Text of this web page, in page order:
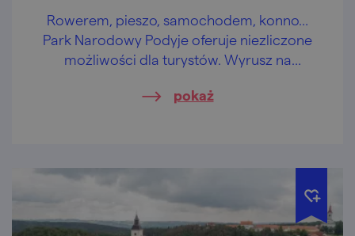
Rowerem, pieszo, samochodem, konno…
Park Narodowy Podyje oferuje niezliczone
możliwości dla turystów. Wyrusz na
pokaż